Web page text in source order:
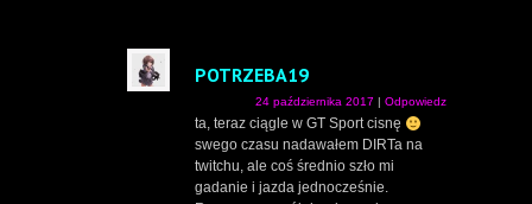
POTRZEBA19
24 października 2017 Odpowiedz
ta, teraz ciągle w GT Sport cisnę
swego czasu nadawałem DIRTa na
twitchu, ale coś średnio szło mi
gadanie i jazda jednocześnie.